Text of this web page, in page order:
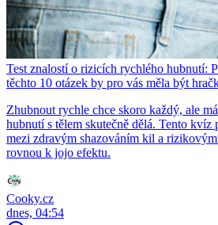
Test znalostí o rizicích rychlého hubnutí:
těchto 10 otázek by pro vás měla být
Zhubnout rychle chce skoro každý, ale
hubnutí s tělem skutečně dělá. Tento kvíz
mezi zdravým shazováním kil a
rovnou k jojo efektu.
Cooky.cz
dnes, 04:54